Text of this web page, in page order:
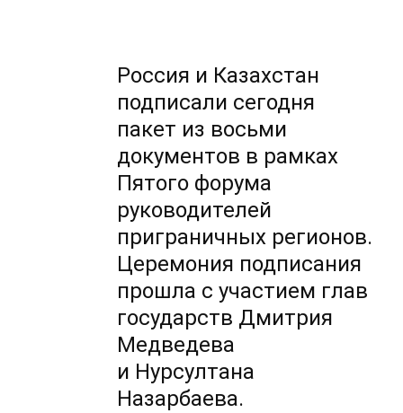
Россия и Казахстан
подписали сегодня
пакет из восьми
документов в рамках
Пятого форума
руководителей
приграничных регионов.
Церемония подписания
прошла с участием глав
государств Дмитрия
Медведева
и Нурсултана
Назарбаева.